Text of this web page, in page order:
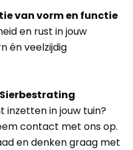
van vorm en functie
en rust in jouw
én veelzijdig
inzetten in jouw tuin?
contact met ons op.
en denken graag met